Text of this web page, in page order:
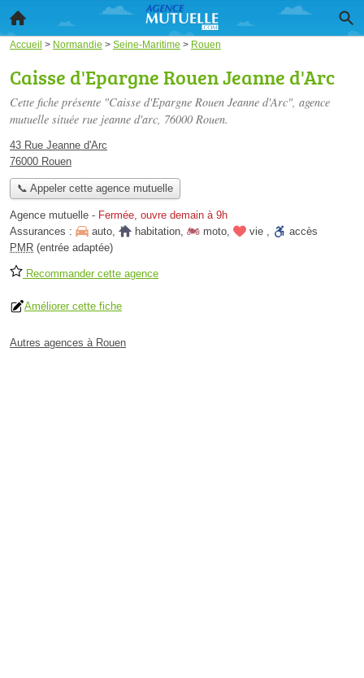
Accueil > Normandie > Seine-Maritime > Rouen
Caisse d'Epargne Rouen Jeanne d'Arc
Cette fiche présente "Caisse d'Epargne Rouen Jeanne d'Arc", agence
mutuelle située rue jeanne d'arc, 76000 Rouen.
43 Rue Jeanne d'Arc
76000 Rouen
📞 Appeler cette agence mutuelle
Agence mutuelle - Fermée, ouvre demain à 9h
Assurances :
auto, habitation, moto, vie ,
accès
PMR (entrée adaptée)
Recommander cette agence
Améliorer cette fiche
Autres agences à Rouen